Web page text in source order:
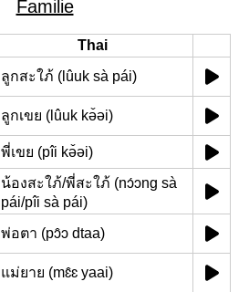
Familie
Thai
ลูกสะใภ้ (lûuk sà pái)
ลูกเขย (lûuk kə̌əi)
พี่เขย (pîi kə̌əi)
น้องสะใภ้/พี่สะใภ้ (nɔ́ɔng sà
pái/pîi sà pái)
พ่อตา (pɔ̂ɔ dtaa)
แม่ยาย (mɛ̂ɛ yaai)